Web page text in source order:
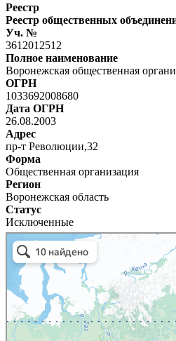
Реестр
Реестр общественных
Уч. №
3612012512
Полное наименование
Воронежская общественная
ОГРН
1033692008680
Дата ОГРН
26.08.2003
Адрес
пр-т Революции,32
Форма
Общественная организация
Регион
Воронежская область
Статус
Исключенные